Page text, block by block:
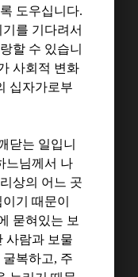
도우십니다.
를 기다려서
할 수 있습니
사회적 변화
십자가로부
닫는 일입니
느님께서 나
상의 어느 곳
기 때문이
묻혀있는 보
사람과 보물
굴복하고, 주